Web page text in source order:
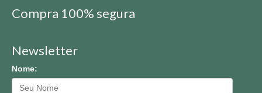
Compra 100% segura
Newsletter
Nome: